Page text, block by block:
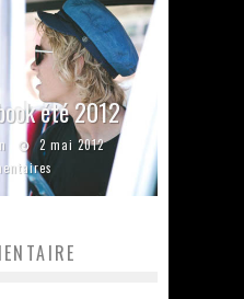
été 2012
2 mai 2012